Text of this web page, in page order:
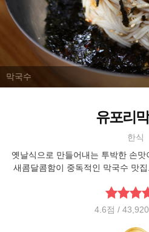
막국수
유포리
한식
옛날식으로 만들어내는 투박한 손맛
새콤달콤함이 중독적인 막국수 맛
4.6점 /